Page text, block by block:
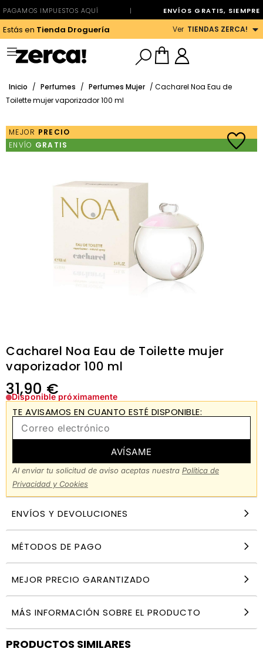
PAGAMOS IMPUESTOS AQUÍ | ENVÍOS GRATIS, SIEMPRE
Estás en Tienda Droguería Ver TIENDAS ZERCA!
Inicio / Perfumes / Perfumes Mujer / Cacharel Noa Eau de
Toilette mujer vaporizador 100 ml
MEJOR PRECIO
ENVÍO GRATIS
Cacharel Noa Eau de Toilette mujer
vaporizador 100 ml
31,90€
Disponible próximamente
TE AVISAMOS EN CUANTO ESTÉ DISPONIBLE:
AVÍSAME
Al enviar tu solicitud de aviso aceptas nuestra Política de
Privacidad y Cookies
ENVÍOS Y DEVOLUCIONES
MÉTODOS DE PAGO
MEJOR PRECIO GARANTIZADO
MÁS INFORMACIÓN SOBRE EL PRODUCTO
PRODUCTOS SIMILARES